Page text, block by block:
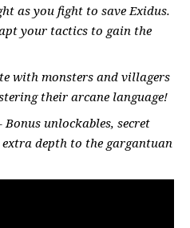
as you fight to save Exidus.
your tactics to gain the
with monsters and villagers
their arcane language!
Bonus unlockables, secret
depth to the gargantuan